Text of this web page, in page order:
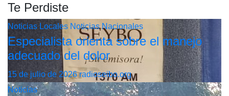
Te Perdiste
Noticias Locales Noticias Nacionales
Especialista orienta sobre el manejo
adecuado del dolor
15 de julio de 2026radioseibo.org
Noticias